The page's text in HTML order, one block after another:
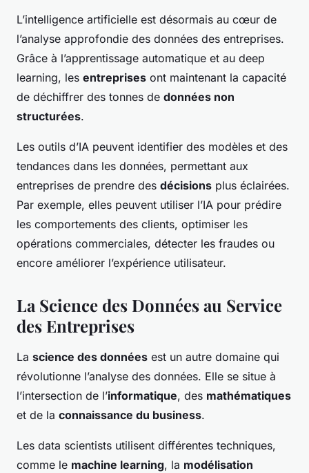
L’intelligence artificielle est désormais au cœur de
l’analyse approfondie des données des entreprises.
Grâce à l’apprentissage automatique et au deep
learning, les entreprises ont maintenant la capacité
de déchiffrer des tonnes de données non
structurées.
Les outils d’IA peuvent identifier des modèles et des
tendances dans les données, permettant aux
entreprises de prendre des décisions plus éclairées.
Par exemple, elles peuvent utiliser l’IA pour prédire
les comportements des clients, optimiser les
opérations commerciales, détecter les fraudes ou
encore améliorer l’expérience utilisateur.
La Science des Données au Service
des Entreprises
La science des données est un autre domaine qui
révolutionne l’analyse des données. Elle se situe à
l’intersection de l’informatique, des mathématiques
et de la connaissance du business.
Les data scientists utilisent différentes techniques,
comme le machine learning, la modélisation